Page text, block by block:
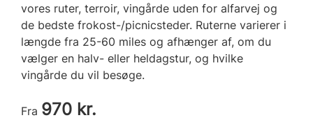
vores ruter, terroir, vingårde uden for alfarvej og
de bedste frokost-/picnicsteder. Ruterne varierer i
længde fra 25-60 miles og afhænger af, om du
vælger en halv- eller heldagstur, og hvilke
vingårde du vil besøge.
Fra 970 kr.